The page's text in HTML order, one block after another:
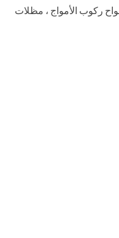
ركوب الأمواج ، مظلات